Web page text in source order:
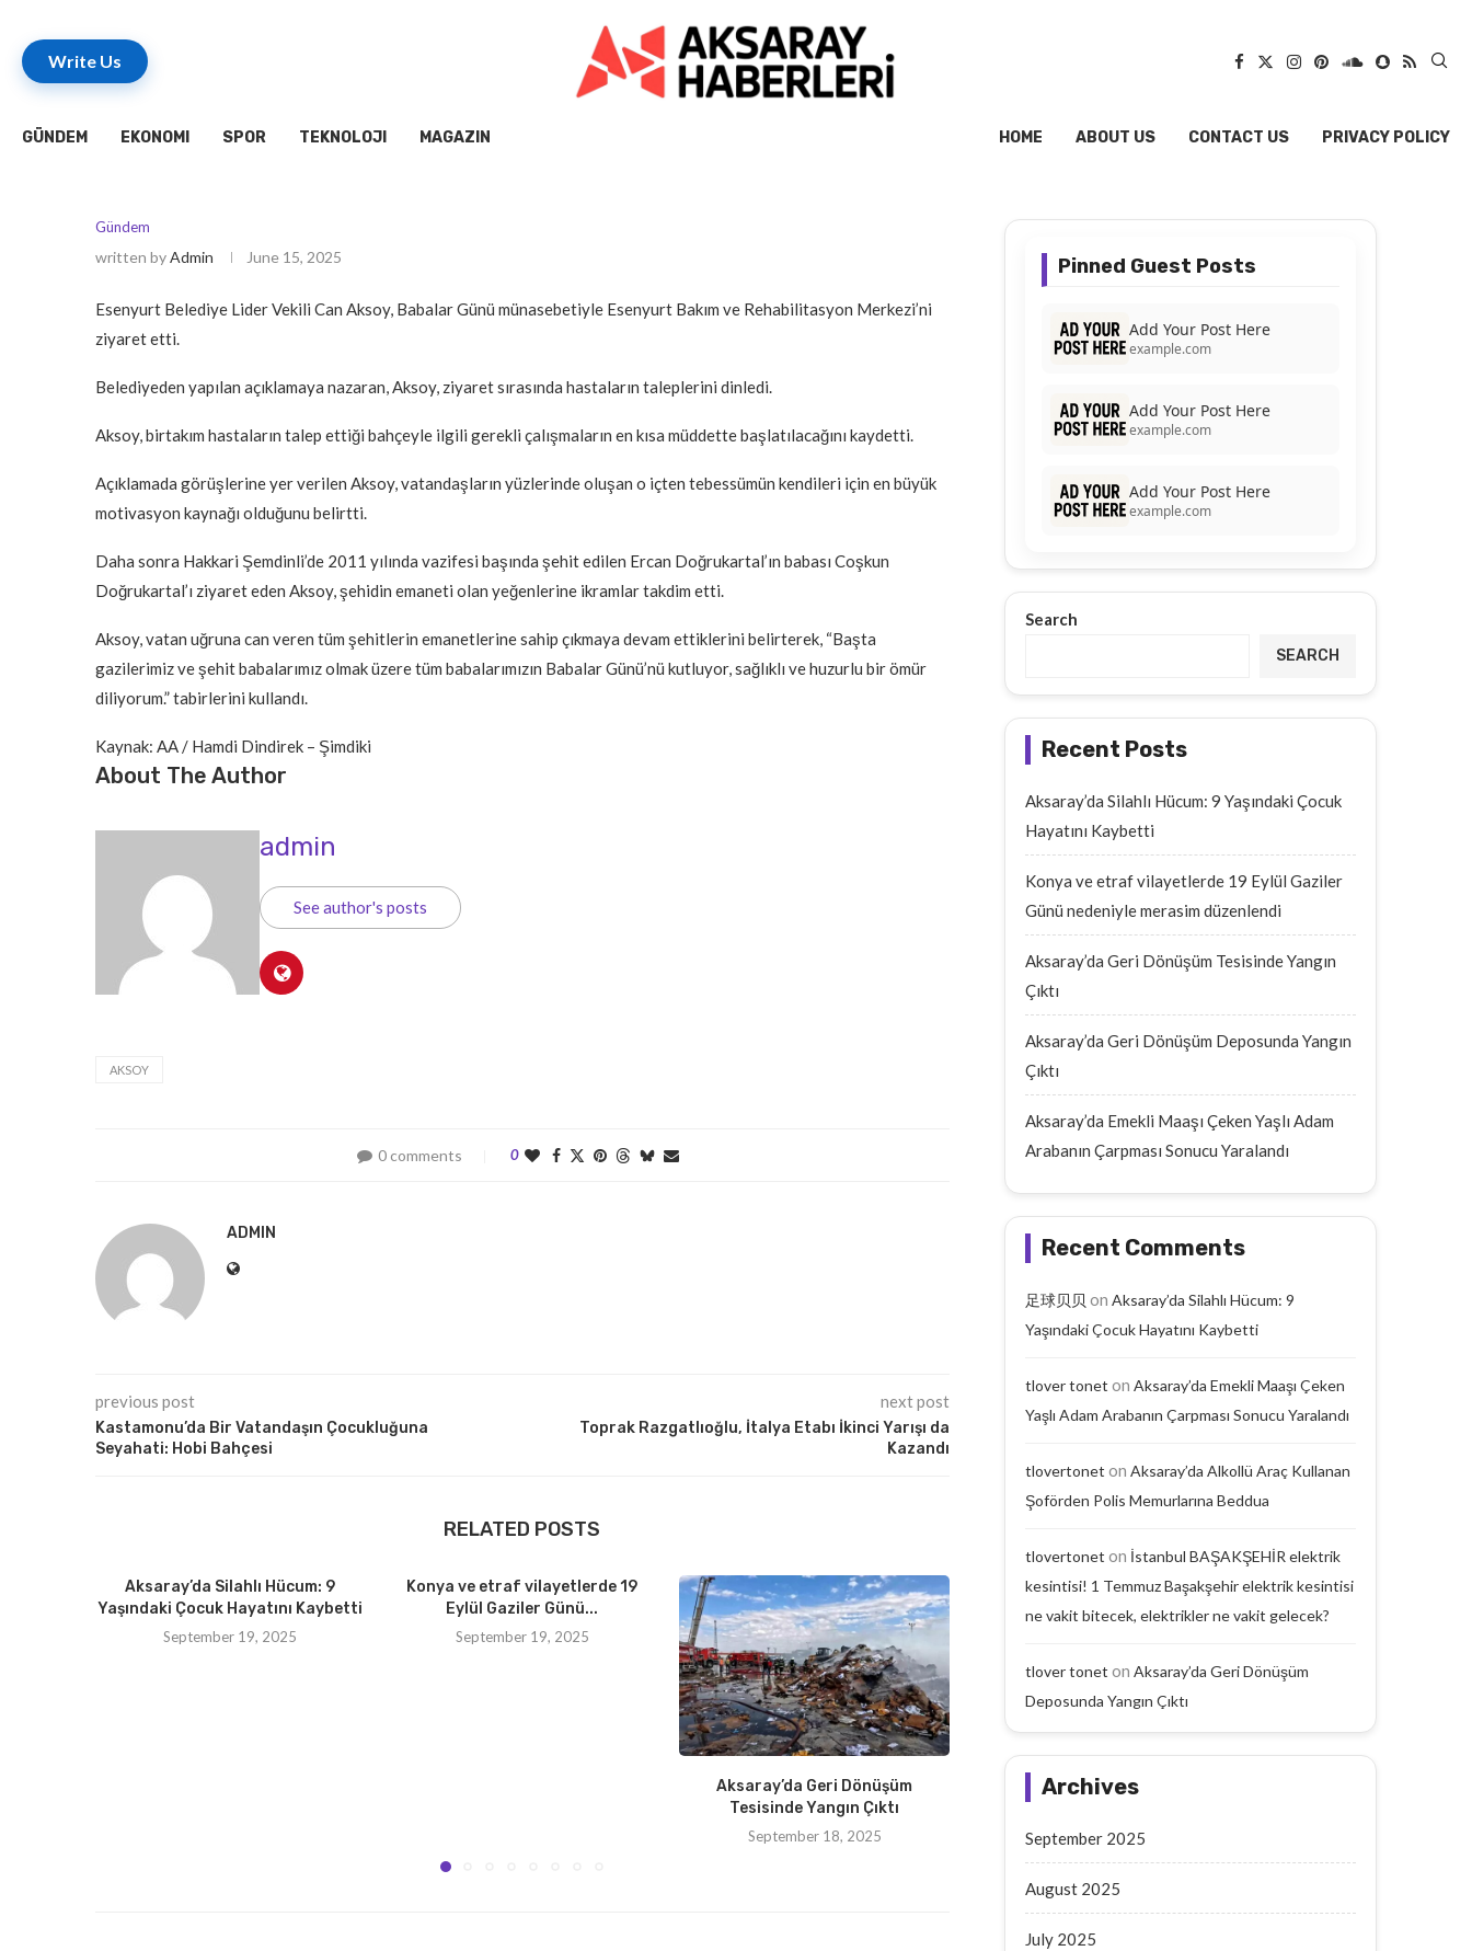
Write Us
GÜNDEM EKONOMI SPOR TEKNOLOJI MAGAZIN HOME ABOUT US CONTACT US PRIVACY POLICY
Gündem
written byAdmin June 15, 2025
Esenyurt Belediye Lider Vekili Can Aksoy, Babalar Günü münasebetiyle Esenyurt Bakım ve Rehabilitasyon Merkezi’ni
ziyaret etti.
Belediyeden yapılan açıklamaya nazaran, Aksoy, ziyaret sırasında hastaların taleplerini dinledi.
Aksoy, birtakım hastaların talep ettiği bahçeyle ilgili gerekli çalışmaların en kısa müddette başlatılacağını kaydetti.
Açıklamada görüşlerine yer verilen Aksoy, vatandaşların yüzlerinde oluşan o içten tebessümün kendileri için en büyük
motivasyon kaynağı olduğunu belirtti.
Daha sonra Hakkari Şemdinli’de 2011 yılında vazifesi başında şehit edilen Ercan Doğrukartal’ın babası Coşkun
Doğrukartal’ı ziyaret eden Aksoy, şehidin emaneti olan yeğenlerine ikramlar takdim etti.
Aksoy, vatan uğruna can veren tüm şehitlerin emanetlerine sahip çıkmaya devam ettiklerini belirterek, “Başta
gazilerimiz ve şehit babalarımız olmak üzere tüm babalarımızın Babalar Günü’nü kutluyor, sağlıklı ve huzurlu bir ömür
diliyorum.” tabirlerini kullandı.
Kaynak: AA / Hamdi Dindirek – Şimdiki
About The Author
admin
See author's posts
AKSOY
0 comments 0
ADMIN
previous post
Kastamonu’da Bir Vatandaşın Çocukluğuna
Seyahati: Hobi Bahçesi
next post
Toprak Razgatlıoğlu, İtalya Etabı İkinci Yarışı da
Kazandı
RELATED POSTS
Aksaray’da Silahlı Hücum: 9
Yaşındaki Çocuk Hayatını Kaybetti
September 19, 2025
Konya ve etraf vilayetlerde 19
Eylül Gaziler Günü...
September 19, 2025
Aksaray’da Geri Dönüşüm
Tesisinde Yangın Çıktı
September 18, 2025
Aksaray’da Geri Dönüşüm
Deposunda Yangın Çıktı
Aksaray’da Emekli Maaşı
Yaşlı Adam Arabanın
Pinned Guest Posts
Add Your Post Here
example.com
Add Your Post Here
example.com
Add Your Post Here
example.com
Search
SEARCH
Recent Posts
Aksaray’da Silahlı Hücum: 9 Yaşındaki Çocuk
Hayatını Kaybetti
Konya ve etraf vilayetlerde 19 Eylül Gaziler
Günü nedeniyle merasim düzenlendi
Aksaray’da Geri Dönüşüm Tesisinde Yangın
Çıktı
Aksaray’da Geri Dönüşüm Deposunda Yangın
Çıktı
Aksaray’da Emekli Maaşı Çeken Yaşlı Adam
Arabanın Çarpması Sonucu Yaralandı
Recent Comments
足球贝贝 on Aksaray’da Silahlı Hücum: 9
Yaşındaki Çocuk Hayatını Kaybetti
tlover tonet on Aksaray’da Emekli Maaşı Çeken
Yaşlı Adam Arabanın Çarpması Sonucu Yaralandı
tlovertonet on Aksaray’da Alkollü Araç Kullanan
Şoförden Polis Memurlarına Beddua
tlovertonet on İstanbul BAŞAKŞEHİR elektrik
kesintisi! 1 Temmuz Başakşehir elektrik kesintisi
ne vakit bitecek, elektrikler ne vakit gelecek?
tlover tonet on Aksaray’da Geri Dönüşüm
Deposunda Yangın Çıktı
Archives
September 2025
August 2025
July 2025